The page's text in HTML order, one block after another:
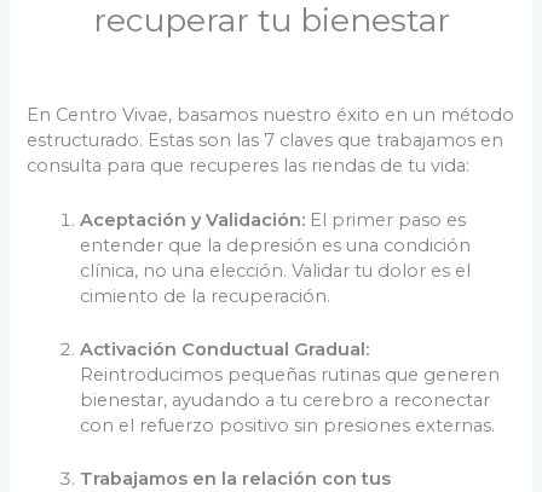
recuperar tu bienestar
En Centro Vivae, basamos nuestro éxito en un método
estructurado. Estas son las 7 claves que trabajamos en
consulta para que recuperes las riendas de tu vida:
Aceptación y Validación: El primer paso es
entender que la depresión es una condición
clínica, no una elección. Validar tu dolor es el
cimiento de la recuperación.
Activación Conductual Gradual:
Reintroducimos pequeñas rutinas que generen
bienestar, ayudando a tu cerebro a reconectar
con el refuerzo positivo sin presiones externas.
Trabajamos en la relación con tus